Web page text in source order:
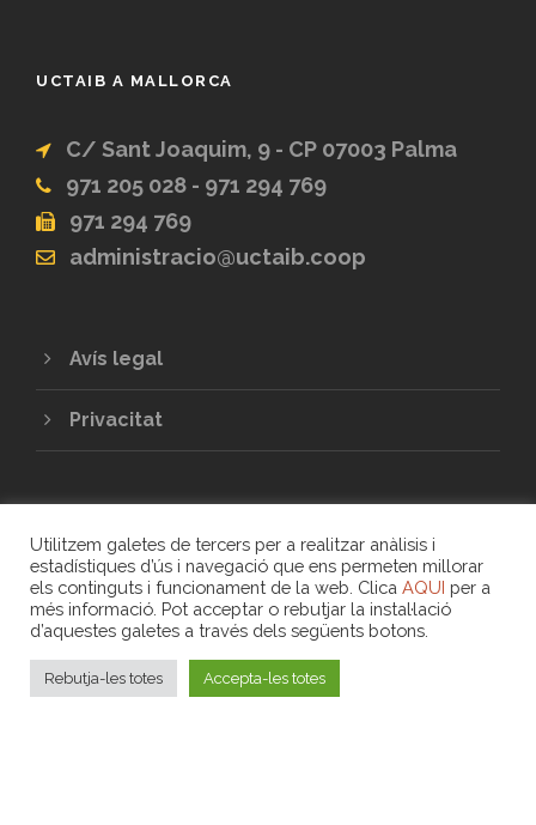
UCTAIB A MALLORCA
C/ Sant Joaquim, 9 - CP 07003 Palma
971 205 028 - 971 294 769
971 294 769
administracio@uctaib.coop
Avís legal
Privacitat
COPYRIGHT 2020 - UNIÓ DE COOPERATIVES
DE TREBALL ASSOCIAT DE LES ILLES
BALEARS
Utilitzem galetes de tercers per a realitzar anàlisis i
estadístiques d’ús i navegació que ens permeten millorar
els continguts i funcionament de la web. Clica AQUI per a
més informació. Pot acceptar o rebutjar la instal·lació
d’aquestes galetes a través dels següents botons.
Rebutja-les totes Accepta-les totes